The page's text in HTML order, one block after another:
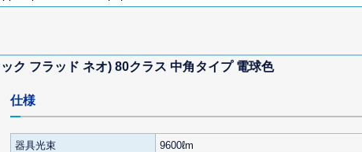
ク フラッド ネオ) 80クラス 中角タイプ 電球色
仕様
器具光束
9600ℓm